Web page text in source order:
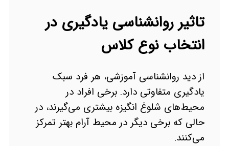
تاثیر روانشناسی یادگیری در
انتخاب نوع کلاس
از دید روانشناسی آموزشی، هر فرد سبک
یادگیری متفاوتی دارد. برخی افراد در
محیط‌های شلوغ انگیزه بیشتری می‌گیرند، در
حالی که برخی دیگر در محیط آرام بهتر تمرکز
می‌کنند.